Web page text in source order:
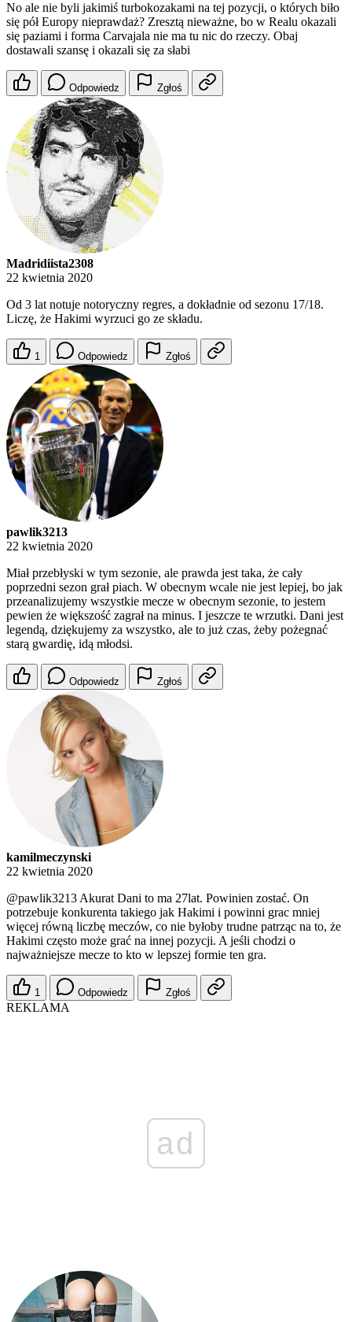
No ale nie byli jakimiś turbokozakami na tej pozycji, o których biło
się pół Europy nieprawdaż? Zresztą nieważne, bo w Realu okazali
się paziami i forma Carvajala nie ma tu nic do rzeczy. Obaj
dostawali szansę i okazali się za słabi
Odpowiedz Zgłoś
Madridiista2308
22 kwietnia 2020
Od 3 lat notuje notoryczny regres, a dokładnie od sezonu 17/18.
Liczę, że Hakimi wyrzuci go ze składu.
1 Odpowiedz Zgłoś
pawlik3213
22 kwietnia 2020
Miał przebłyski w tym sezonie, ale prawda jest taka, że cały
poprzedni sezon grał piach. W obecnym wcale nie jest lepiej, bo jak
przeanalizujemy wszystkie mecze w obecnym sezonie, to jestem
pewien że większość zagrał na minus. I jeszcze te wrzutki. Dani jest
legendą, dziękujemy za wszystko, ale to już czas, żeby pożegnać
starą gwardię, idą młodsi.
Odpowiedz Zgłoś
kamilmeczynski
22 kwietnia 2020
@pawlik3213 Akurat Dani to ma 27lat. Powinien zostać. On
potrzebuje konkurenta takiego jak Hakimi i powinni grac mniej
więcej równą liczbę meczów, co nie byłoby trudne patrząc na to, że
Hakimi często może grać na innej pozycji. A jeśli chodzi o
najważniejsze mecze to kto w lepszej formie ten gra.
1 Odpowiedz Zgłoś
REKLAMA
ad